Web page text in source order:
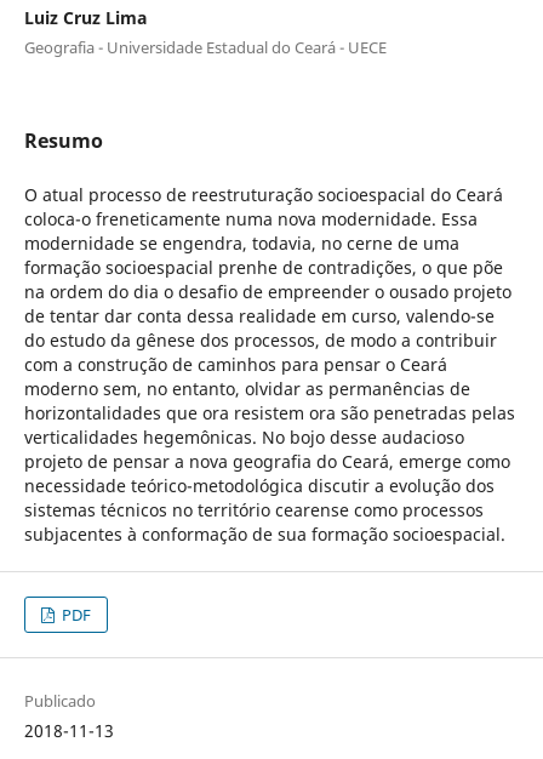
Luiz Cruz Lima
Geografia - Universidade Estadual do Ceará - UECE
Resumo
O atual processo de reestruturação socioespacial do Ceará
coloca-o freneticamente numa nova modernidade. Essa
modernidade se engendra, todavia, no cerne de uma
formação socioespacial prenhe de contradições, o que põe
na ordem do dia o desafio de empreender o ousado projeto
de tentar dar conta dessa realidade em curso, valendo-se
do estudo da gênese dos processos, de modo a contribuir
com a construção de caminhos para pensar o Ceará
moderno sem, no entanto, olvidar as permanências de
horizontalidades que ora resistem ora são penetradas pelas
verticalidades hegemônicas. No bojo desse audacioso
projeto de pensar a nova geografia do Ceará, emerge como
necessidade teórico-metodológica discutir a evolução dos
sistemas técnicos no território cearense como processos
subjacentes à conformação de sua formação socioespacial.
PDF
Publicado
2018-11-13